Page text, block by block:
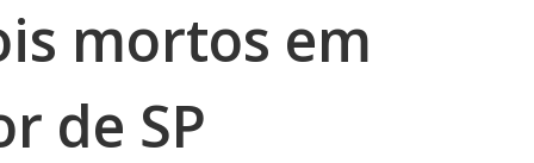
mortos em
de SP